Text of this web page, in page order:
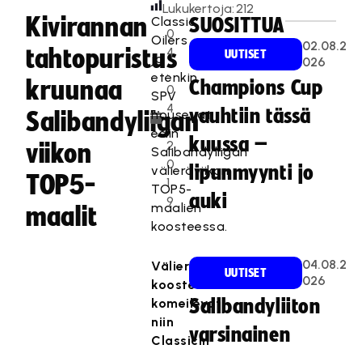
Kivirannan
tahtopuristus
kruunaa
Salibandyliigan
viikon
TOP5-
maalit
0
4
.
0
4
.
2
0
1
9
Lukukertoja:212
Classic,
Oilers
ja
etenkin
SPV
nousevat
esiin
Salibandyliigan
välieräviikon
TOP5-
maalien
koosteessa.
Välieräviikon
koosteessa
komeilevat
niin
Classicin
SUOSITTUA
UUTISET
02.08.2
026
Champions Cup
vauhtiin tässä
kuussa –
lipunmyynti jo
auki
UUTISET
04.08.2
026
Salibandyliiton
varsinainen